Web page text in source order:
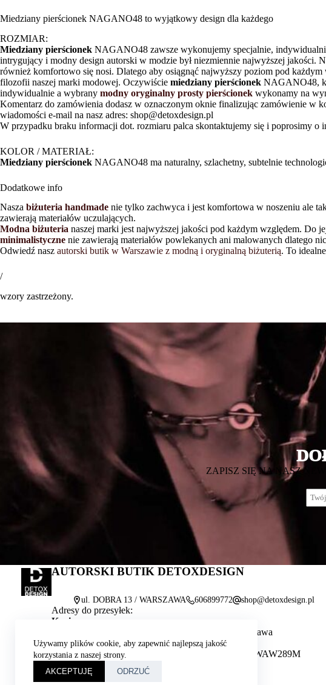
Używamy plików cookie, aby zapewnić najlepszą jakość
korzystania z naszej strony.
AKCEPTUJĘ
ODRZUĆ
Miedziany pierścionek NAGANO48 to wyjątkowy design dla każdego
ROZMIAR:
Miedziany pierścionek NAGANO48 zawsze wykonujemy specjalnie,
intrygujący i modny design autorski w modzie był niezmiennie najwyższej jakości.
również komfortowo się nosi. Dlatego aby osiągnąć najwyższy poziom pod
filozofii naszej marki modowej. Oczywiście miedziany pierścionek NAGANO48,
indywidualnie a wybrany modny oryginalny prosty pierścionek wykonamy na
Komentarz do zamówienia dodasz w oznaczonym oknie finalizując zamówienie w
wiadomości e-mail na nasz adres: shop@detoxdesign.pl
W przypadku braku informacji dot. rozmiaru palca skontaktujemy się i poprosimy o
KOLOR / MATERIAŁ:
Miedziany pierścionek NAGANO48 ma naturalny, szlachetny, subtelnie
Dodatkowe info
Nasza biżuteria handmade nie tylko zachwyca i jest komfortowa w noszeniu ale
zawierają materiałów uczulających.
Modna biżuteria naszej marki jest najwyższej jakości pod każdym względem. Do
minimalistyczne nie zawierają materiałów powlekanych ani malowanych dlatego
Odwiedź nasz autorski butik w Warszawie z modną i oryginalną biżuterią. To
/
wzory zastrzeżony.
ZAPISZ SIĘ NA NASZ
AUTORSKI BUTIK DETOXDESIGN
ul. DOBRA 13 / WARSZAWA 606899772 shop@detoxdesign.pl
Adresy do przesyłek:
Kurier:
Butik DETOXDESIGN, ul. Dobra 13, 00-384 Warszawa
Paczkomat InPost:
ul. Dobra 14/16, 00-388 Warszawa, nr. paczkomatu: WAW289M